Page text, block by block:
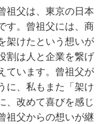
祖父は、東京の日本
す。曾祖父には、商
架けたという想いが
割は人と企業を繋げ
ています。曾祖父が
に、私もまた「架け
、改めて喜びを感じ
祖父からの想いが継